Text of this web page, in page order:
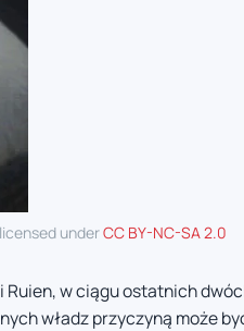
underCC BY-NC-SA 2.0
w ciągu ostatnich
władz przyczyną może